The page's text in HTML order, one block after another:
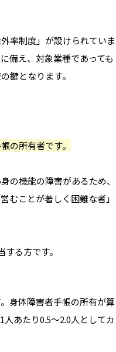
率制度」が設けられていま
備え、対象業種であっても
鍵となります。
の所有者です。
の機能の障害があるため、
むことが著しく困難な者」
る方です。
身体障害者手帳の所有が算
あたり0.5〜2.0人としてカ